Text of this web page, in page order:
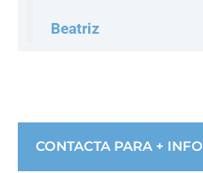
Beatriz
CONTACTA PARA + INFO